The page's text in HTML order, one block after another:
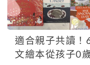
適合親子共讀！
文繪本從孩子0